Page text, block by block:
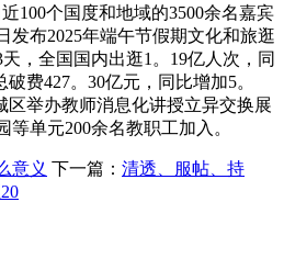
100个国度和地域的3500余名嘉宾
发布2025年端午节假期文化和旅逛
，全国国内出逛1。19亿人次，同
费427。30亿元，同比增加5。
区举办教师消息化讲授立异交换展
单元200余名教职工加入。
意义 下一篇： 清透、服帖、持